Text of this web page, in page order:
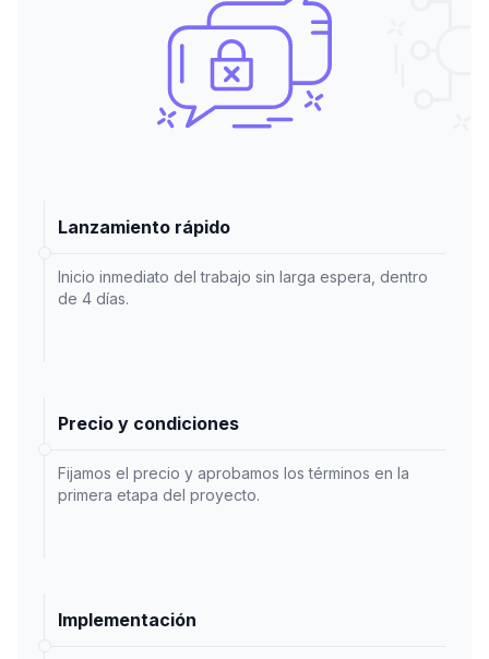
Lanzamiento rápido
Inicio inmediato del trabajo sin larga espera, dentro
de 4 días.
Precio y condiciones
Fijamos el precio y aprobamos los términos en la
primera etapa del proyecto.
Implementación